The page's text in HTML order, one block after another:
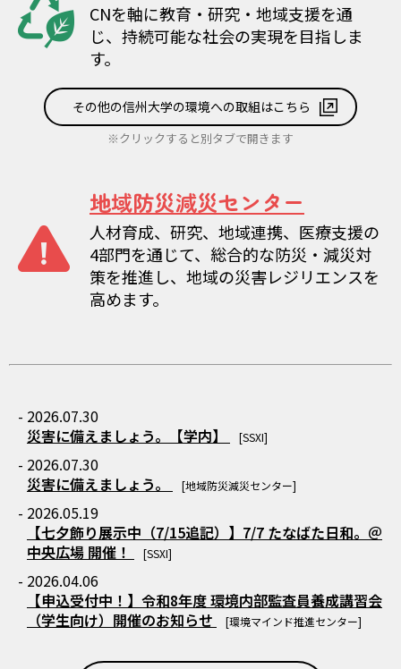
CNを軸に教育・研究・地域支援を通
じ、持続可能な社会の実現を目指しま
す。
その他の信州大学の環境への取組はこちら
※クリックすると別タブで開きます
地域防災減災センター
人材育成、研究、地域連携、医療支援の
4部門を通じて、総合的な防災・減災対
策を推進し、地域の災害レジリエンスを
高めます。
- 2026.07.30
災害に備えましょう。【学内】
[SSXI]
- 2026.07.30
災害に備えましょう。
[地域防災減災センター]
- 2026.05.19
【七夕飾り展示中（7/15追記）】7/7 たなばた日和。＠
中央広場 開催！
[SSXI]
- 2026.04.06
【申込受付中！】令和8年度 環境内部監査員養成講習会
（学生向け）開催のお知らせ
[環境マインド推進センター]